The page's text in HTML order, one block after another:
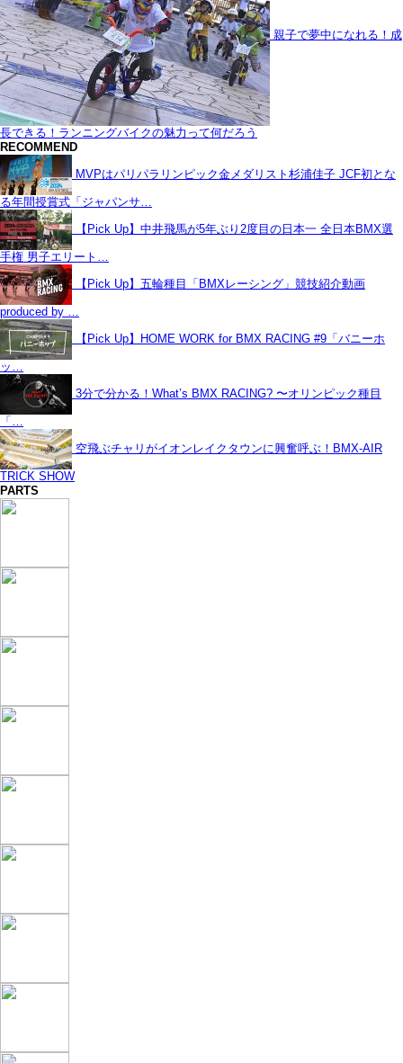
親子で夢中になれる！成
長できる！ランニングバイクの魅力って何だろう
RECOMMEND
MVPはパリパラリンピック金メダリスト杉浦佳子 JCF初とな
る年間授賞式「ジャパンサ…
【Pick Up】中井飛馬が5年ぶり2度目の日本一 全日本BMX選
手権 男子エリート…
【Pick Up】五輪種目「BMXレーシング」競技紹介動画
produced by …
【Pick Up】HOME WORK for BMX RACING #9「バニーホ
ッ…
3分で分かる！What’s BMX RACING? 〜オリンピック種目
「…
空飛ぶチャリがイオンレイクタウンに興奮呼ぶ！BMX-AIR
TRICK SHOW
PARTS